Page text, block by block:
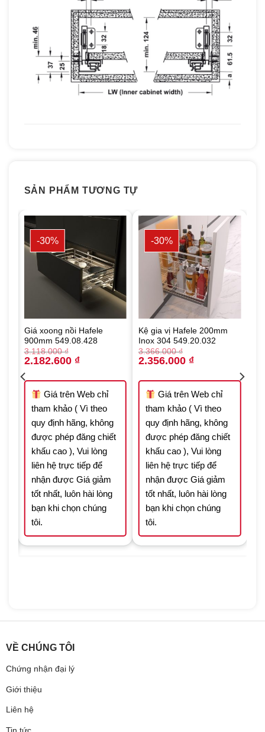
SẢN PHẨM TƯƠNG TỰ
-30%
Giá xoong nồi Hafele
900mm 549.08.428
3.118.000₫
Original
price
was:
3.118.000 ₫.
2.182.600 ₫Current
2.182.600 ₫.
Giá trên Web chỉ
tham khảo ( Vì theo
quy định hãng, không
được phép đăng chiết
khấu cao ), Vui lòng
liên hệ trực tiếp để
nhận được Giá giảm
tốt nhất, luôn hài lòng
bạn khi chọn chúng
tôi.
-30%
Kệ gia vị Hafele 200mm
Inox 304 549.20.032
3.366.000₫
Original
price
3.366.000 ₫.
2.356.000 ₫Current
2.356.000 ₫.
Giá trên Web chỉ
tham khảo ( Vì theo
quy định hãng, không
được phép đăng chiết
khấu cao ), Vui lòng
liên hệ trực tiếp để
nhận được Giá giảm
tốt nhất, luôn hài lòng
bạn khi chọn chúng
tôi.
VỀ CHÚNG TÔI
Chứng nhận đại lý
Giới thiệu
Liên hệ